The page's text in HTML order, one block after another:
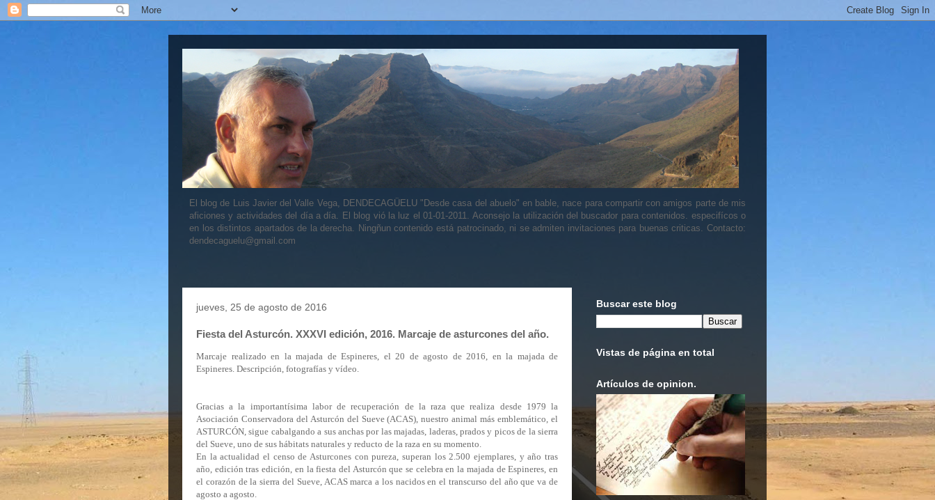
El blog de Luis Javier del Valle Vega, DENDECAGÜELU "Desde casa del abuelo" en bable, nace para compartir con amigos parte de mis
aficiones y actividades del día a día. El blog vió la luz el 01-01-2011. Aconsejo la utilización del buscador para contenidos. especifícos o
en los distintos apartados de la derecha. Ningñun contenido está patrocinado, ni se admiten invitaciones para buenas criticas. Contacto:
dendecaguelu@gmail.com
jueves, 25 de agosto de 2016
Fiesta del Asturcón. XXXVI edición, 2016. Marcaje de asturcones del año.
Marcaje realizado en la majada de Espineres, el 20 de agosto de 2016, en la majada de
Espineres. Descripción, fotografías y vídeo.
Gracias a la importantísima labor de recuperación de la raza que realiza desde 1979 la
Asociación Conservadora del Asturcón del Sueve (ACAS), nuestro animal más emblemático, el
ASTURCÓN, sigue cabalgando a sus anchas por las majadas, laderas, prados y picos de la sierra
del Sueve, uno de sus hábitats naturales y reducto de la raza en su momento.
En la actualidad el censo de Asturcones con pureza, superan los 2.500 ejemplares, y año tras
año, edición tras edición, en la fiesta del Asturcón que se celebra en la majada de Espineres, en
el corazón de la sierra del Sueve, ACAS marca a los nacidos en el transcurso del año que va de
agosto a agosto.
Buscar este blog
Vistas de página en total
Artículos de opinion.